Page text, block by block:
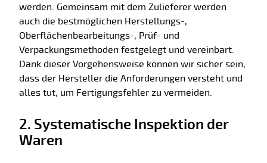
werden. Gemeinsam mit dem Zulieferer werden
auch die bestmöglichen Herstellungs-,
Oberflächenbearbeitungs-, Prüf- und
Verpackungsmethoden festgelegt und vereinbart.
Dank dieser Vorgehensweise können wir sicher sein,
dass der Hersteller die Anforderungen versteht und
alles tut, um Fertigungsfehler zu vermeiden.
2. Systematische Inspektion der
Waren